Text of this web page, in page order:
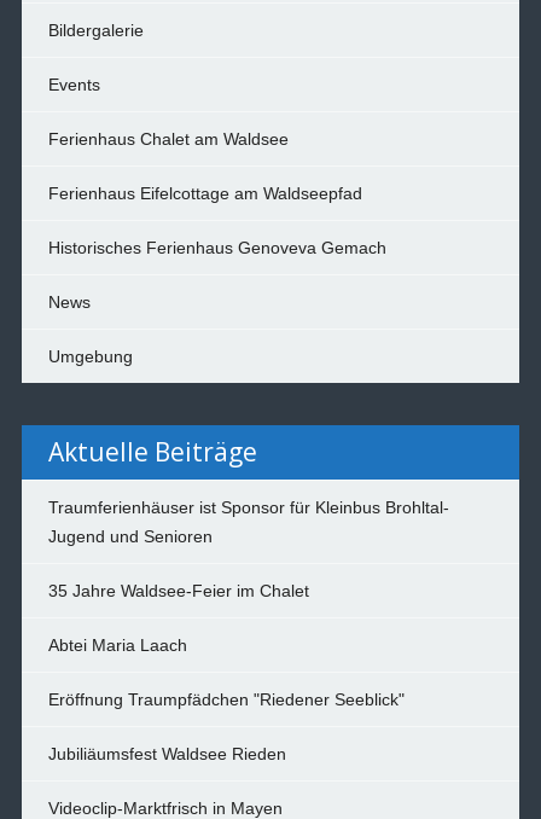
Bildergalerie
Events
Ferienhaus Chalet am Waldsee
Ferienhaus Eifelcottage am Waldseepfad
Historisches Ferienhaus Genoveva Gemach
News
Umgebung
Aktuelle Beiträge
Traumferienhäuser ist Sponsor für Kleinbus Brohltal-
Jugend und Senioren
35 Jahre Waldsee-Feier im Chalet
Abtei Maria Laach
Eröffnung Traumpfädchen "Riedener Seeblick"
Jubiliäumsfest Waldsee Rieden
Videoclip-Marktfrisch in Mayen